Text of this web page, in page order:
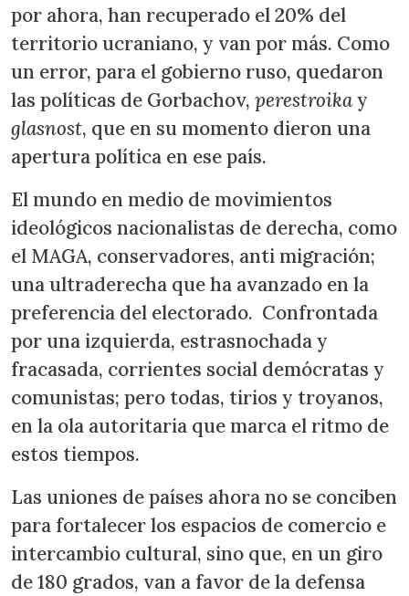
por ahora, han recuperado el 20% del
territorio ucraniano, y van por más. Como
un error, para el gobierno ruso, quedaron
las políticas de Gorbachov, perestroikay
glasnost, que en su momento dieron una
apertura política en ese país.
El mundo en medio de movimientos
ideológicos nacionalistas de derecha, como
el MAGA, conservadores, anti migración;
una ultraderecha que ha avanzado en la
preferencia del electorado. Confrontada
por una izquierda, estrasnochada y
fracasada, corrientes social demócratas y
comunistas; pero todas, tirios y troyanos,
en la ola autoritaria que marca el ritmo de
estos tiempos.
Las uniones de países ahora no se conciben
para fortalecer los espacios de comercio e
intercambio cultural, sino que, en un giro
de 180 grados, van a favor de la defensa